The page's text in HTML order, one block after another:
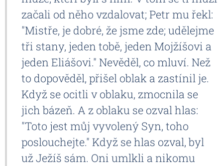
začali od něho vzdalovat; Petr mu řekl:
"Mistře, je dobré, že jsme zde; udělejme
tři stany, jeden tobě, jeden Mojžíšovi a
jeden Eliášovi." Nevěděl, co mluví. Než
to dopověděl, přišel oblak a zastínil je.
Když se ocitli v oblaku, zmocnila se
jich bázeň. A z oblaku se ozval hlas:
"Toto jest můj vyvolený Syn, toho
poslouchejte." Když se hlas ozval, byl
už Ježíš sám. Oni umlkli a nikomu